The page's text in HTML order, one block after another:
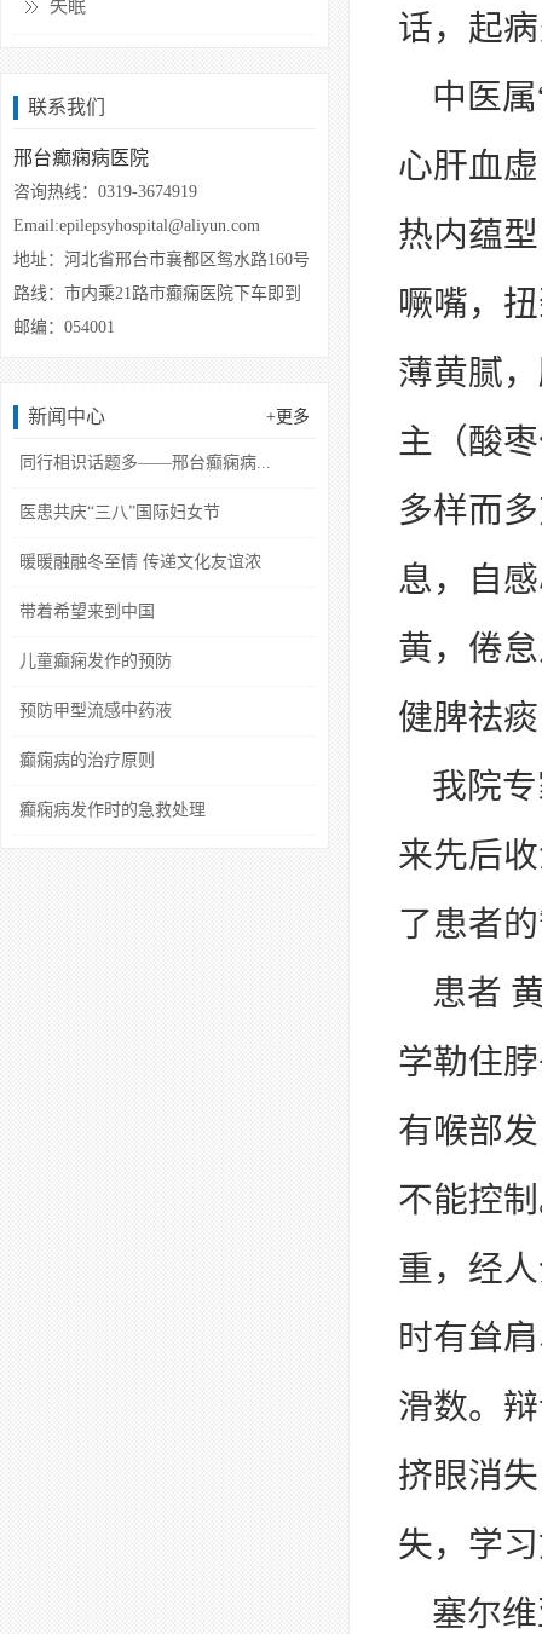
失眠
联系我们
邢台癫痫病医院
咨询热线：0319-3674919
Email:epilepsyhospital@aliyun.com
地址： 河北省邢台市襄都区鸳水路160号
路线：市内乘21路市癫痫医院下车即到
邮编：054001
+更多
新闻中心
同行相识话题多——邢台癫痫病...
医患共庆“三八”国际妇女节
暖暖融融冬至情 传递文化友谊浓
带着希望来到中国
儿童癫痫发作的预防
预防甲型流感中药液
癫痫病的治疗原则
癫痫病发作时的急救处理
话，起
中医
心肝血
热内蕴
噘嘴，
薄黄腻
主（酸
多样而
息，自
黄，倦
健脾祛
我院
来先后
了患者
患者
学勒住
有喉部
不能控
重，经
时有耸
滑数。
挤眼消
失，学
塞尔